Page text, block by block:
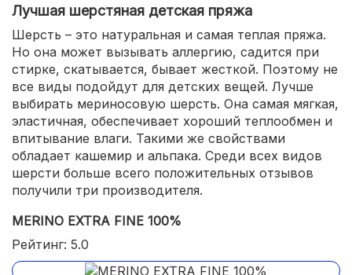
Лучшая шерстяная детская пряжа
Шерсть – это натуральная и самая теплая пряжа.
Но она может вызывать аллергию, садится при
стирке, скатывается, бывает жесткой. Поэтому не
все виды подойдут для детских вещей. Лучше
выбирать мериносовую шерсть. Она самая мягкая,
эластичная, обеспечивает хороший теплообмен и
впитывание влаги. Такими же свойствами
обладает кашемир и альпака. Среди всех видов
шерсти больше всего положительных отзывов
получили три производителя.
MERINO EXTRA FINE 100%
Рейтинг: 5.0